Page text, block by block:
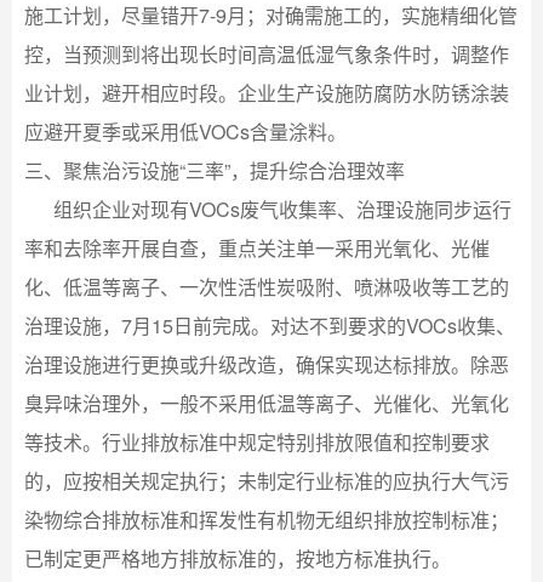
施工计划，尽量错开7-9月；对确需施工的，实施精细化管
控，当预测到将出现长时间高温低湿气象条件时，调整作
业计划，避开相应时段。企业生产设施防腐防水防锈涂装
应避开夏季或采用低VOCs含量涂料。
三、聚焦治污设施“三率”，提升综合治理效率
组织企业对现有VOCs废气收集率、治理设施同步运行
率和去除率开展自查，重点关注单一采用光氧化、光催
化、低温等离子、一次性活性炭吸附、喷淋吸收等工艺的
治理设施，7月15日前完成。对达不到要求的VOCs收集、
治理设施进行更换或升级改造，确保实现达标排放。除恶
臭异味治理外，一般不采用低温等离子、光催化、光氧化
等技术。行业排放标准中规定特别排放限值和控制要求
的，应按相关规定执行；未制定行业标准的应执行大气污
染物综合排放标准和挥发性有机物无组织排放控制标准；
已制定更严格地方排放标准的，按地方标准执行。